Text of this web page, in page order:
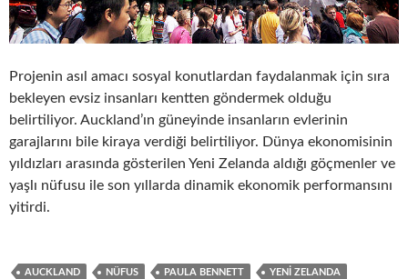
Projenin asıl amacı sosyal konutlardan faydalanmak için sıra
bekleyen evsiz insanları kentten göndermek olduğu
belirtiliyor. Auckland’ın güneyinde insanların evlerinin
garajlarını bile kiraya verdiği belirtiliyor. Dünya ekonomisinin
yıldızları arasında gösterilen Yeni Zelanda aldığı göçmenler ve
yaşlı nüfusu ile son yıllarda dinamik ekonomik performansını
yitirdi.
AUCKLAND NÜFUS PAULA BENNETT YENI ZELANDA